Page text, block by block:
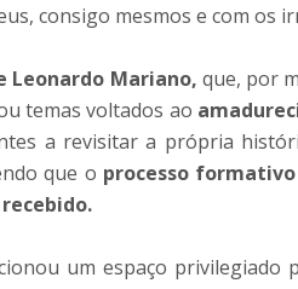
consigo mesmos e com os
Leonardo Mariano, que, por
temas voltados ao
a revisitar a própria
que o processo
um espaço privilegiado